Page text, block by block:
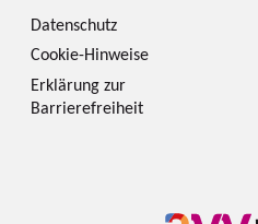
Datenschutz
Cookie-Hinweise
Erklärung zur
Barrierefreiheit